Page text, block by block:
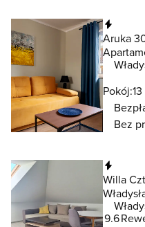
Aruka
Pokój:
Bez
Willa
9.6